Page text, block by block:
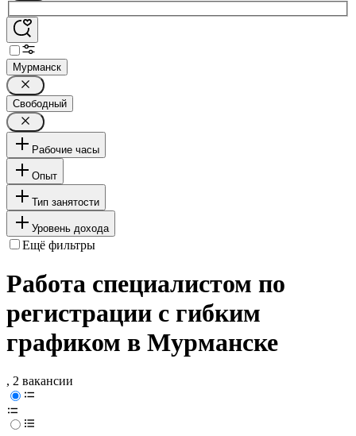
Мурманск
Свободный
Рабочие часы
Опыт
Тип занятости
Уровень дохода
Ещё фильтры
Работа специалистом по
регистрации с гибким
графиком в Мурманске
, 2 вакансии